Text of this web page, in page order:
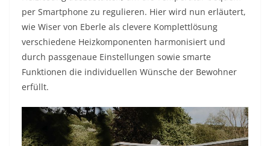
per Smartphone zu regulieren. Hier wird nun erläutert,
wie Wiser von Eberle als clevere Komplettlösung
verschiedene Heizkomponenten harmonisiert und
durch passgenaue Einstellungen sowie smarte
Funktionen die individuellen Wünsche der Bewohner
erfüllt.